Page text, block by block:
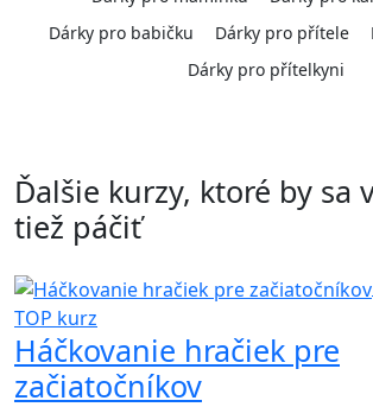
Dárky pro babičku
Dárky pro přítele
Dárky pro přítelkyni
Ďalšie kurzy, ktoré by sa
tiež páčiť
TOP kurz
Háčkovanie hračiek pre
začiatočníkov